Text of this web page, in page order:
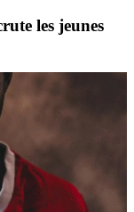
les jeunes